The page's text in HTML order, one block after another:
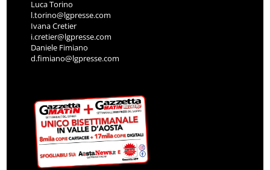
Luca Torino
l.torino@lgpresse.com
Ivana Cretier
i.cretier@lgpresse.com
Daniele Fimiano
d.fimiano@lgpresse.com